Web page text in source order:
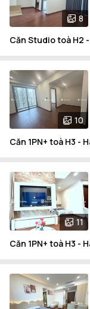
8
Căn Studio toà H2
10
Căn 1PN+ toà H3 -
11
Căn 1PN+ toà H3 -